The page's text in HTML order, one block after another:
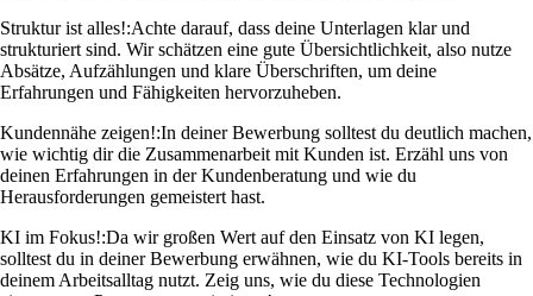
Struktur ist alles!:Achte darauf, dass deine Unterlagen klar und
strukturiert sind. Wir schätzen eine gute Übersichtlichkeit, also nutze
Absätze, Aufzählungen und klare Überschriften, um deine
Erfahrungen und Fähigkeiten hervorzuheben.
Kundennähe zeigen!:In deiner Bewerbung solltest du deutlich machen,
wie wichtig dir die Zusammenarbeit mit Kunden ist. Erzähl uns von
deinen Erfahrungen in der Kundenberatung und wie du
Herausforderungen gemeistert hast.
KI im Fokus!:Da wir großen Wert auf den Einsatz von KI legen,
solltest du in deiner Bewerbung erwähnen, wie du KI-Tools bereits in
deinem Arbeitsalltag nutzt. Zeig uns, wie du diese Technologien